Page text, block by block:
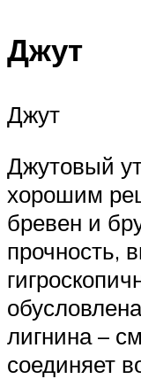
Джут
Джут
Джутовый
хорошим
бревен и
прочность,
лигнина –
соединяет